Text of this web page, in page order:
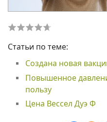
Статьи по теме:
Создана новая
Повышенное
пользу
Цена Вессел Дуэ Ф